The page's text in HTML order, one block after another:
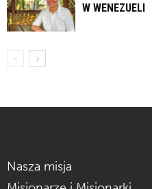
W WENEZUELI
Nasza misja